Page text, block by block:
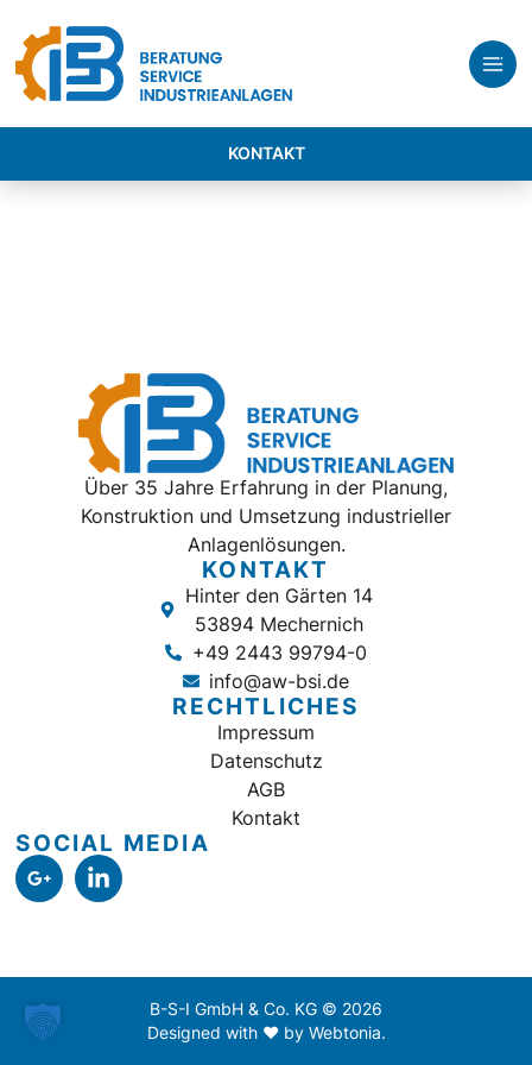
KONTAKT
Über 35 Jahre Erfahrung in der Planung,
Konstruktion und Umsetzung industrieller
Anlagenlösungen.
KONTAKT
Hinter den Gärten 14
53894 Mechernich
+49 2443 99794-0
info@aw-bsi.de
RECHTLICHES
Impressum
Datenschutz
AGB
Kontakt
SOCIAL MEDIA
B-S-I GmbH & Co. KG © 2026
Designed with ♥ by Webtonia.